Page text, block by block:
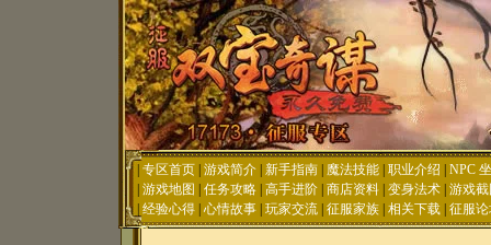
|专区首页 游戏简介 |新手指南 魔法技能 |职业介绍 |NPC
|游戏地图 |任务攻略 |高手进阶 |商店资料 |变身法术 |游戏
|经验心得 |心情故事 |玩家交流 |征服家族 |相关下载 |征服